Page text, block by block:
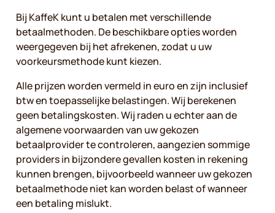
Bij KaffeK kunt u betalen met verschillende
betaalmethoden. De beschikbare opties worden
weergegeven bij het afrekenen, zodat u uw
voorkeursmethode kunt kiezen.
Alle prijzen worden vermeld in euro en zijn inclusief
btw en toepasselijke belastingen. Wij berekenen
geen betalingskosten. Wij raden u echter aan de
algemene voorwaarden van uw gekozen
betaalprovider te controleren, aangezien sommige
providers in bijzondere gevallen kosten in rekening
kunnen brengen, bijvoorbeeld wanneer uw gekozen
betaalmethode niet kan worden belast of wanneer
een betaling mislukt.